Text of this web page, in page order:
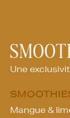
Une
Mangue &